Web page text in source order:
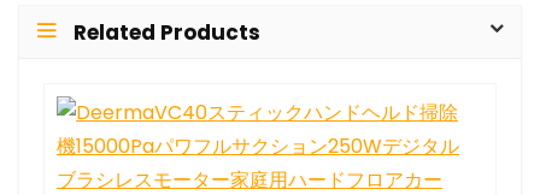
Related Products